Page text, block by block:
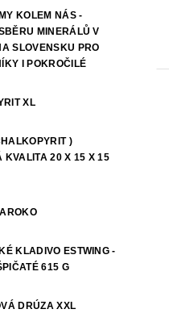
KOLEM NÁS -
MINERÁLŮ V
SLOVENSKU PRO
I POKROČILÉ
XL
)
KVALITA 20 X 15 X 15
KLADIVO ESTWING -
615 G
DRÚZA XXL